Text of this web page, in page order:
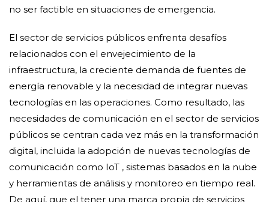
no ser factible en situaciones de emergencia.
El sector de servicios públicos enfrenta desafíos
relacionados con el envejecimiento de la
infraestructura, la creciente demanda de fuentes de
energía renovable y la necesidad de integrar nuevas
tecnologías en las operaciones. Como resultado, las
necesidades de comunicación en el sector de servicios
públicos se centran cada vez más en la transformación
digital, incluida la adopción de nuevas tecnologías de
comunicación como IoT , sistemas basados en la nube
y herramientas de análisis y monitoreo en tiempo real.
De aquí, que el tener una marca propia de servicios